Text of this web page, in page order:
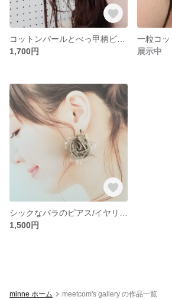
1,700円
展示中
1,500円
minne ホーム meetcom's gallery の作品一覧